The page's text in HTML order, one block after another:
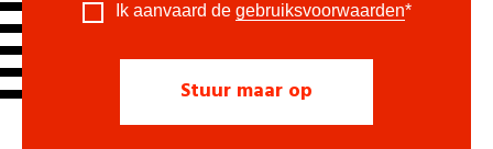
Ik aanvaard de gebruiksvoorwaarden*